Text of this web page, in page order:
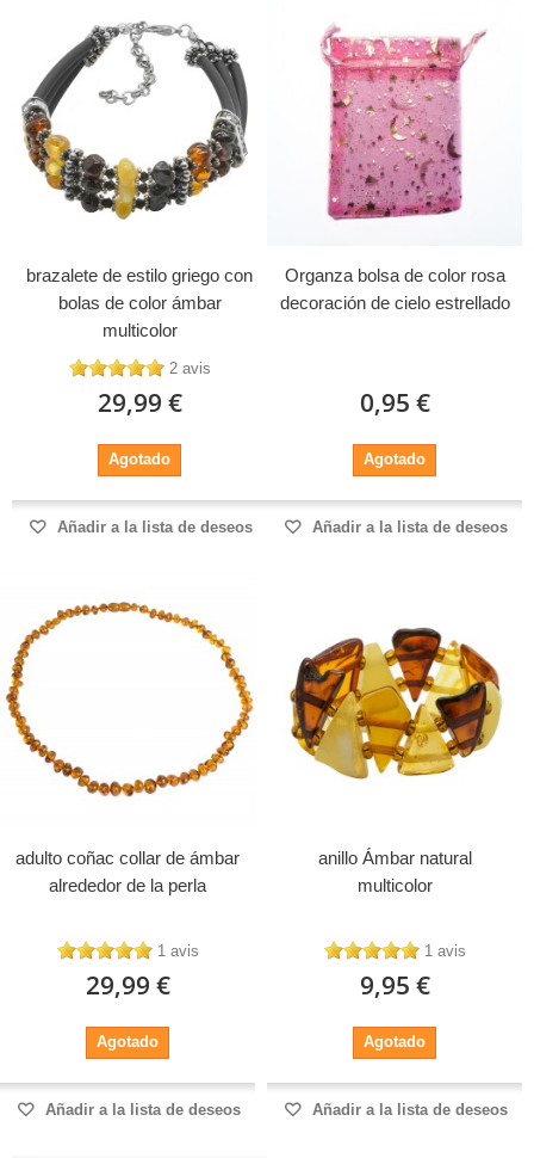
brazalete de estilo griego con
bolas de color ámbar
multicolor
2 avis
29,99 €
Agotado
Añadir a la lista de deseos
Organza bolsa de color rosa
decoración de cielo estrellado
0,95 €
Agotado
Añadir a la lista de deseos
adulto coñac collar de ámbar
alrededor de la perla
1 avis
29,99 €
Agotado
Añadir a la lista de deseos
anillo Ámbar natural
multicolor
1 avis
9,95 €
Agotado
Añadir a la lista de deseos